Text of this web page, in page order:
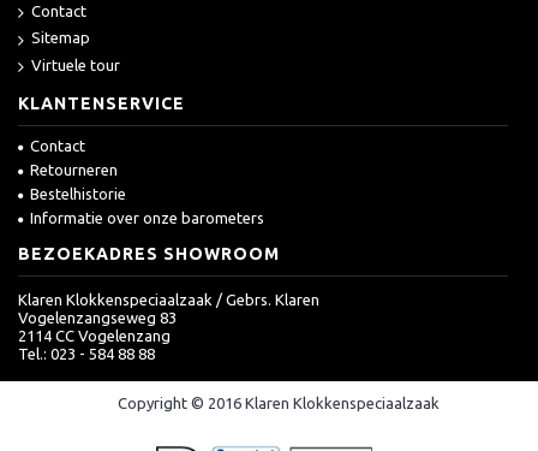
Contact
Sitemap
Virtuele tour
KLANTENSERVICE
Contact
Retourneren
Bestelhistorie
Informatie over onze barometers
BEZOEKADRES SHOWROOM
Klaren Klokkenspeciaalzaak / Gebrs. Klaren
Vogelenzangseweg 83
2114 CC Vogelenzang
Tel.: 023 - 584 88 88
Copyright © 2016 Klaren Klokkenspeciaalzaak